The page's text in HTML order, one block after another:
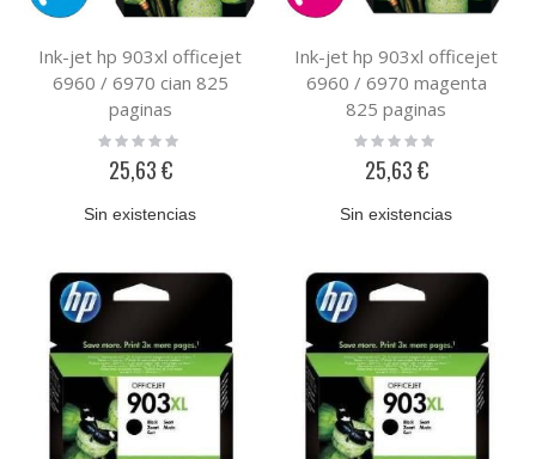
Ink-jet hp 903xl officejet
6960 / 6970 cian 825
paginas
Rating:
25,63 €
Sin existencias
Ink-jet hp 903xl officejet
6960 / 6970 magenta
825 paginas
Rating:
25,63 €
Sin existencias